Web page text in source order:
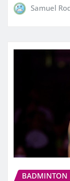
Samuel
BADMINTON